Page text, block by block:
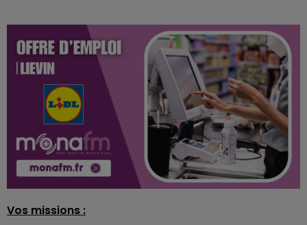
Vos missions :